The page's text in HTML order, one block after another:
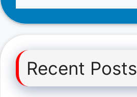
Recent Posts